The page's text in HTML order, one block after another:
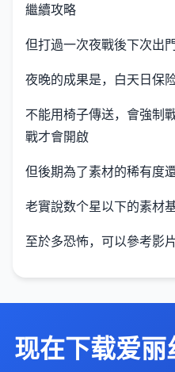
繼續攻略
但打過一次夜戰後下次出
夜晚的成果是，白天日保
不能用椅子傳送，會強制
戰才會開啟
但後期為了素材的稀有度
老實說数个星以下的素材
至於多恐怖，可以參考影
现在下载爱